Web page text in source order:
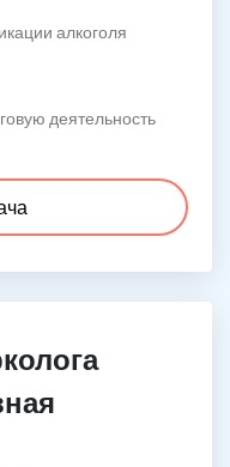
алкоголя
деятельность